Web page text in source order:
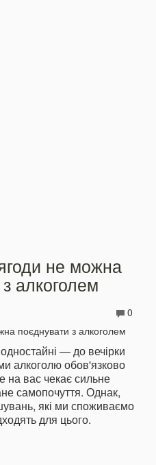
не можна
алкоголем
0
— до вечірки
алкоголю обов'язково
на вас чекає сильне
самопочуття. Однак,
які ми споживаємо
для цього.